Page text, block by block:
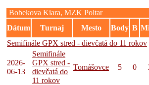
Bobekova Kiara, MZK Poltar
Dátum
Turnaj Mesto Body B
Semifinále GPX stred - dievčatá do 11 rokov
2026-
06-13
Semifinále
GPX stred -
dievčatá do
11 rokov
Tomášovce 5 0